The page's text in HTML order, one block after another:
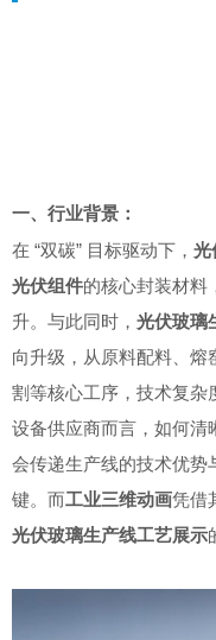
一、 行业背景：
在 “双碳” 目标驱动下， 光
光伏组件的核心封装材料
升。与此同时， 光伏玻璃
向升级，从原料配料、熔
割等核心工序，技术复杂
设备供应商而言，如何清
会传递生产线的技术优势
键。而工业三维动画凭借
光伏玻璃生产线工艺展示